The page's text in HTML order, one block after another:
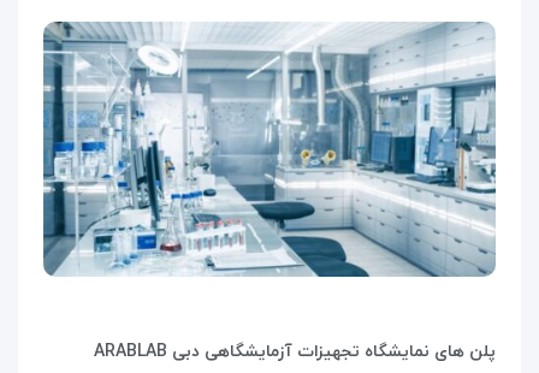
پلن های نمایشگاه تجهیزات آزمایشگاهی دبی ARABLAB